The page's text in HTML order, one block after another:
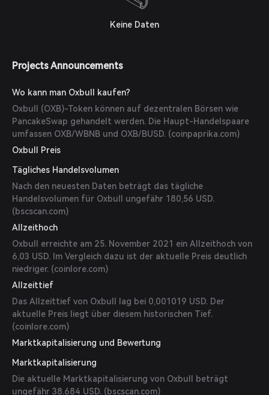
Keine Daten
Projects Announcements
Wo kann man Oxbull kaufen?
Oxbull (OXB)-Token können auf dezentralen Börsen wie
PancakeSwap gehandelt werden. Die Haupt-Handelspaare
umfassen OXB/WBNB und OXB/BUSD. (coinpaprika.com)
Oxbull Preis
Tägliches Handelsvolumen
Nach den neuesten Daten beträgt das tägliche
Handelsvolumen für Oxbull ungefähr 180,56 USD.
(bscscan.com)
Allzeithoch
Oxbull erreichte am 25. November 2021 ein Allzeithoch von
6,03 USD. Im Vergleich dazu ist der aktuelle Preis deutlich
niedriger. (coinlore.com)
Allzeittief
Das Allzeittief von Oxbull lag bei 0,001019 USD. Der
aktuelle Preis liegt über diesem historischen Tief.
(coinlore.com)
Marktkapitalisierung und Bewertung
Marktkapitalisierung
Die aktuelle Marktkapitalisierung von Oxbull beträgt
ungefähr 38.684 USD. (bscscan.com)